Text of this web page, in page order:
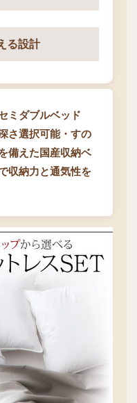
る設計
ミダブルベッド
さ選択可能・すの
備えた国産収納ベ
収納力と通気性を